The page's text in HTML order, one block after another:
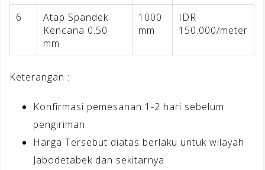
6
Atap Spandek
Kencana 0.50
mm
1000
mm
IDR
150.000/meter
Keterangan :
Konfirmasi pemesanan 1-2 hari sebelum
pengiriman
Harga Tersebut diatas berlaku untuk wilayah
Jabodetabek dan sekitarnya